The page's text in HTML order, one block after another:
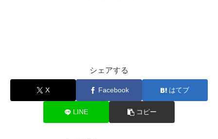
シェアする
X Facebook はてブ
LINE コピー